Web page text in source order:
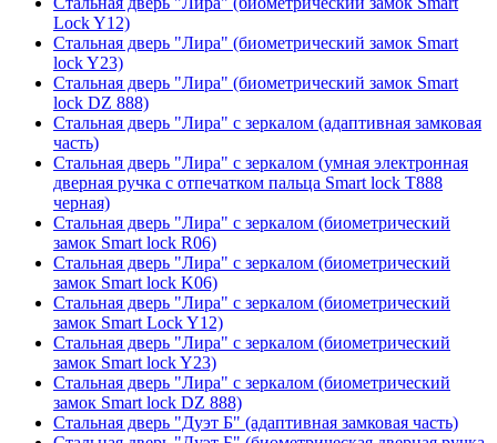
Lock Y12)
Стальная дверь "Лира" (биометрический замок Smart
lock Y23)
Стальная дверь "Лира" (биометрический замок Smart
lock DZ 888)
Стальная дверь "Лира" с зеркалом (адаптивная замковая
часть)
Стальная дверь "Лира" с зеркалом (умная электронная
дверная ручка с отпечатком пальца Smart lock T888
черная)
Стальная дверь "Лира" с зеркалом (биометрический
замок Smart lock R06)
Стальная дверь "Лира" с зеркалом (биометрический
замок Smart lock K06)
Стальная дверь "Лира" с зеркалом (биометрический
замок Smart Lock Y12)
Стальная дверь "Лира" с зеркалом (биометрический
замок Smart lock Y23)
Стальная дверь "Лира" с зеркалом (биометрический
замок Smart lock DZ 888)
Стальная дверь "Дуэт Б" (адаптивная замковая часть)